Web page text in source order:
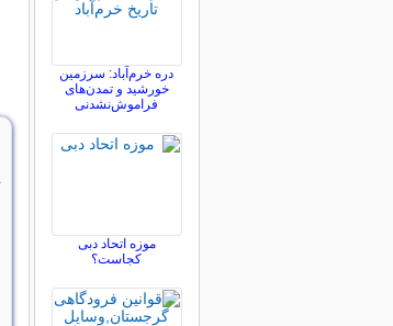
دره خرم‌آباد: سرزمین
خورشید و تمدن‌های
فراموش‌نشدنی
موزه اتحاد دبی
کجاست؟